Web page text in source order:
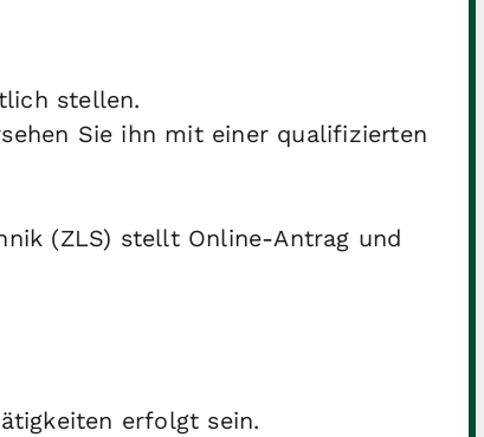
stellen.
Sie ihn mit einer qualifizierten
(ZLS) stellt Online-Antrag und
erfolgt sein.